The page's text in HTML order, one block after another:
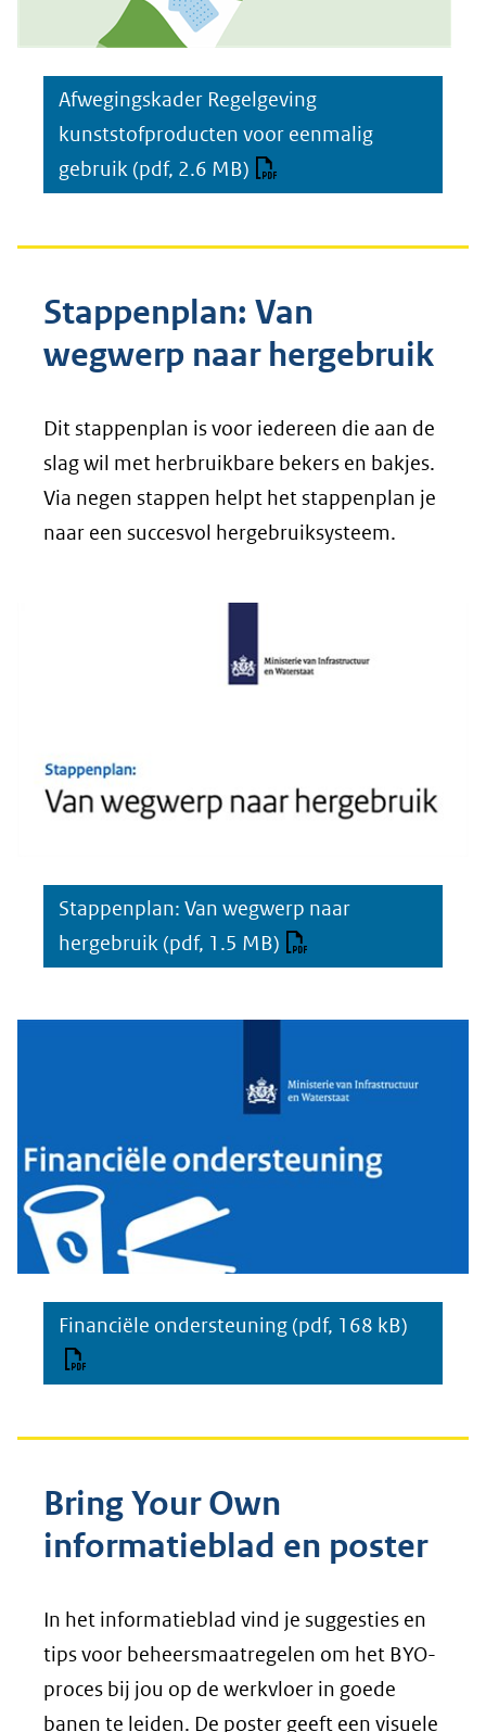
Afwegingskader Regelgeving
kunststofproducten voor eenmalig
gebruik (pdf, 2.6 MB)
Stappenplan: Van
wegwerp naar hergebruik
Dit stappenplan is voor iedereen die aan de
slag wil met herbruikbare bekers en bakjes.
Via negen stappen helpt het stappenplan je
naar een succesvol hergebruiksysteem.
Stappenplan: Van wegwerp naar
hergebruik (pdf, 1.5 MB)
Financiële ondersteuning (pdf, 168 kB)
Bring Your Own
informatieblad en poster
In het informatieblad vind je suggesties en
tips voor beheersmaatregelen om het BYO-
proces bij jou op de werkvloer in goede
banen te leiden. De poster geeft een visuele